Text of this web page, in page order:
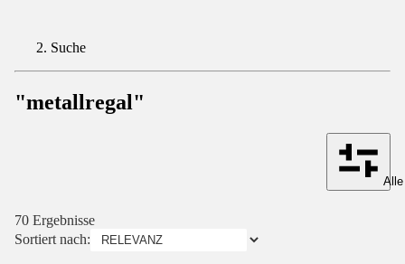
Suche
"metallregal"
70 Ergebnisse
Sortiert nach: